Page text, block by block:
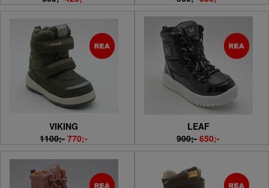
VIKING
1100;- 770;-
LEAF
900;- 650;-